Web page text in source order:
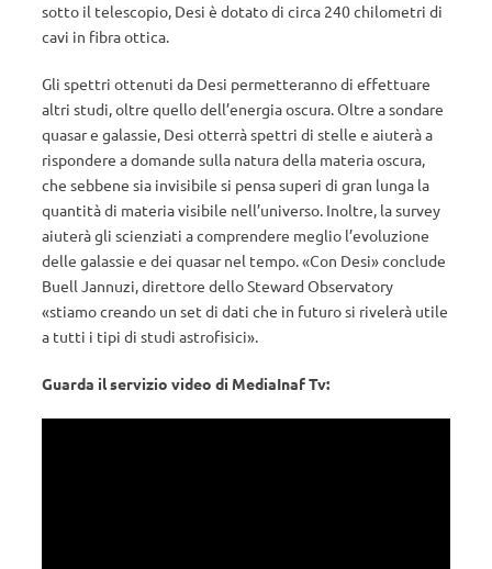
sotto il telescopio, Desi è dotato di circa 240 chilometri di
cavi in ​​fibra ottica.
Gli spettri ottenuti da Desi permetteranno di effettuare
altri studi, oltre quello dell’energia oscura. Oltre a sondare
quasar e galassie, Desi otterrà spettri di stelle e aiuterà a
rispondere a domande sulla natura della materia oscura,
che sebbene sia invisibile si pensa superi di gran lunga la
quantità di materia visibile nell’universo. Inoltre, la survey
aiuterà gli scienziati a comprendere meglio l’evoluzione
delle galassie e dei quasar nel tempo. «Con Desi» conclude
Buell Jannuzi, direttore dello Steward Observatory
«stiamo creando un set di dati che in futuro si rivelerà utile
a tutti i tipi di studi astrofisici».
Guarda il servizio video di MediaInaf Tv: